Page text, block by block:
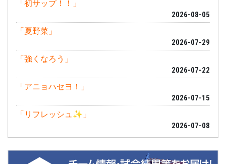
「初サップ！！」
2026-08-05
「夏野菜」
2026-07-29
「強くなろう」
2026-07-22
「アニョハセヨ！」
2026-07-15
「リフレッシュ✨」
2026-07-08